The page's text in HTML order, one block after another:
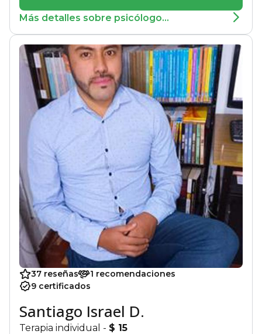
Más detalles sobre psicólogo...
37 reseñas
1 recomendaciones
9 certificados
Santiago Israel D.
Terapia individual - $ 15